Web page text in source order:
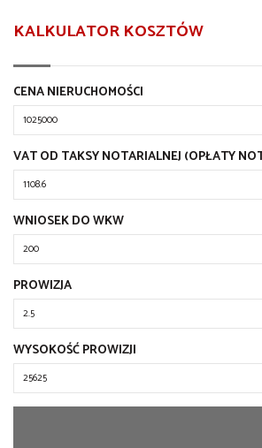
KALKULATOR KOSZTÓW
CENA NIERUCHOMOŚCI
VAT OD TAKSY NOTARIALNEJ (OPŁATY
WNIOSEK DO WKW
PROWIZJA
WYSOKOŚĆ PROWIZJI